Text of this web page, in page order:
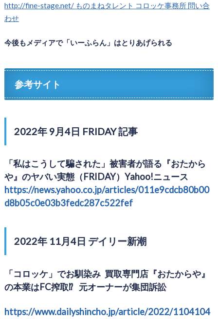
http://fine-stage.net/ ものまねタレント コロッケ事務所 問い合
わせ
今後もメディアで「いーふらん」はとりあげられる
参考サイト
2022年 9月4日 FRIDAY 記事
「私はこうして騙された」被害者が語る『おたから
や』のヤバい実態（FRIDAY）Yahoo!ニュース
https://news.yahoo.co.jp/articles/011e9cdcb80b00
d8b05c0e03b3fedc287c522fef
2022年 11月4日 デイリー新潮
「コロッケ」でお馴染み 買取専門店『おたからや』
の本業はFC搾取⁉︎ 元オーナーが集団訴訟
https://www.dailyshincho.jp/article/2022/1104104